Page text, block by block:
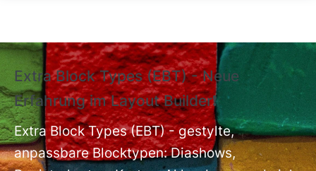
Extra Block Types (EBT) - Neue
Erfahrung im Layout Builder❗
Extra Block Types (EBT) - gestylte,
anpassbare Blocktypen: Diashows,